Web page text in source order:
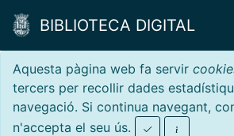
BIBLIOTECA DIGITAL
Aquesta pàgina web fa servir
tercers per recollir dades
navegació. Si continua navegant,
n'accepta el seu ús.